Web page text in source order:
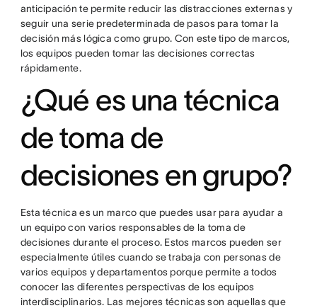
anticipación te permite reducir las distracciones externas y
seguir una serie predeterminada de pasos para tomar la
decisión más lógica como grupo. Con este tipo de marcos,
los equipos pueden tomar las decisiones correctas
rápidamente.
¿Qué es una técnica
de toma de
decisiones en grupo?
Esta técnica es un marco que puedes usar para ayudar a
un equipo con varios responsables de la toma de
decisiones durante el proceso. Estos marcos pueden ser
especialmente útiles cuando se trabaja con personas de
varios equipos y departamentos porque permite a todos
conocer las diferentes perspectivas de los equipos
interdisciplinarios. Las mejores técnicas son aquellas que